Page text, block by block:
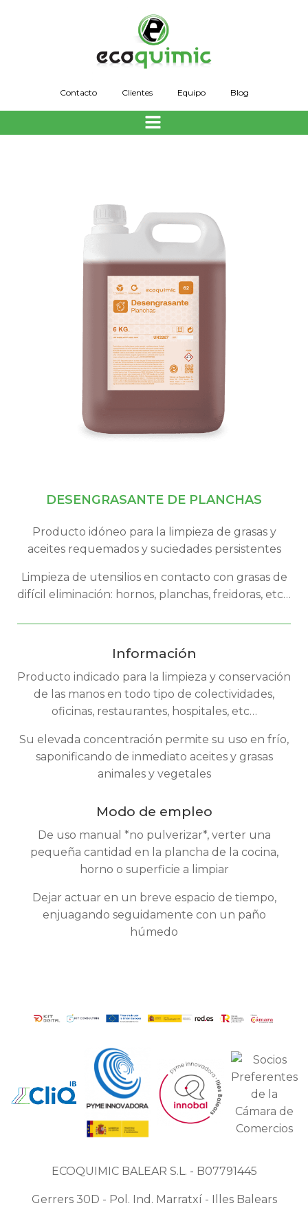
al
contenido
Contacto Clientes Equipo Blog
DESENGRASANTE DE PLANCHAS
Producto idóneo para la limpieza de grasas y
aceites requemados y suciedades persistentes
Limpieza de utensilios en contacto con grasas de
difícil eliminación: hornos, planchas, freidoras, etc…
Información
Producto indicado para la limpieza y conservación
de las manos en todo tipo de colectividades,
oficinas, restaurantes, hospitales, etc…
Su elevada concentración permite su uso en frío,
saponificando de inmediato aceites y grasas
animales y vegetales
Modo de empleo
De uso manual *no pulverizar*, verter una
pequeña cantidad en la plancha de la cocina,
horno o superficie a limpiar
Dejar actuar en un breve espacio de tiempo,
enjuagando seguidamente con un paño
húmedo
ECOQUIMIC BALEAR S.L. - B07791445
Gerrers 30D - Pol. Ind. Marratxí - Illes Balears